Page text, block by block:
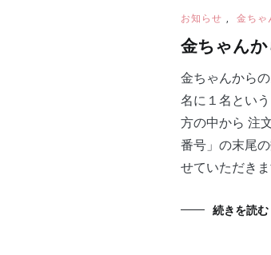
お知らせ , 金ちゃ
金ちゃんか
金ちゃんから
名に１名とい
方の中から 注
番号」の末尾
せていただき
続きを読む